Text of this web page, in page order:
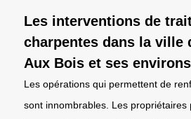
Les interventions de
charpentes dans la ville
Aux Bois et ses
Les opérations qui permettent de
sont innombrables. Les propriétaires